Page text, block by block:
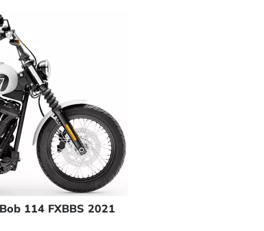
114 FXBBS 2021